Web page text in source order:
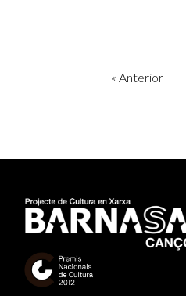
« Anterior